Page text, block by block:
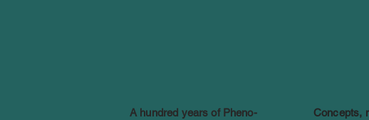
A hundred years of Pheno-
Concepts,